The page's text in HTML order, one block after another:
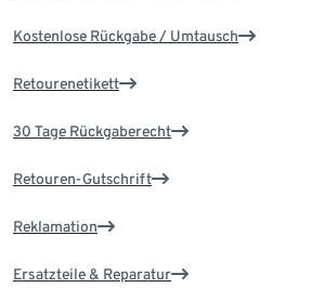
Kostenlose Rückgabe / Umtausch
Retourenetikett
30 Tage Rückgaberecht
Retouren-Gutschrift
Reklamation
Ersatzteile & Reparatur